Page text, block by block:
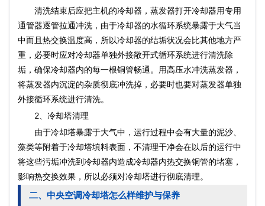
清洗结束后应把主机的冷却器，蒸发器打开冷却器用专用
通管器逐管拉通冲洗，由于冷却器的水循环系统暴露于大气当
中而且热交换温度高，所以冷却器的结垢状况会比其他地方严
重，必要时应对冷却器单独外接敞开式循环系统进行清洗除
垢，确保冷却器内的每一根铜管畅通。用高压水冲洗蒸发器，
将蒸发器内沉淀的杂质彻底冲洗掉，必要时也要对蒸发器单独
外接循环系统进行清洗。
2、冷却塔清理
由于冷却塔暴露于大气中，运行过程中会有大量的泥沙、
藻类等附着于冷却塔填料表面，不清理干净会在以后的运行中
将这些污垢冲洗到冷却器内造成冷却器内热交换铜管的堵塞，
影响热交换效果，所以必须对冷却塔进行彻底清理。
二、中央空调冷却塔怎么样维护与保养